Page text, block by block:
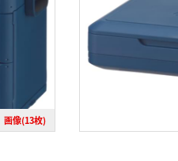
画像(13枚)